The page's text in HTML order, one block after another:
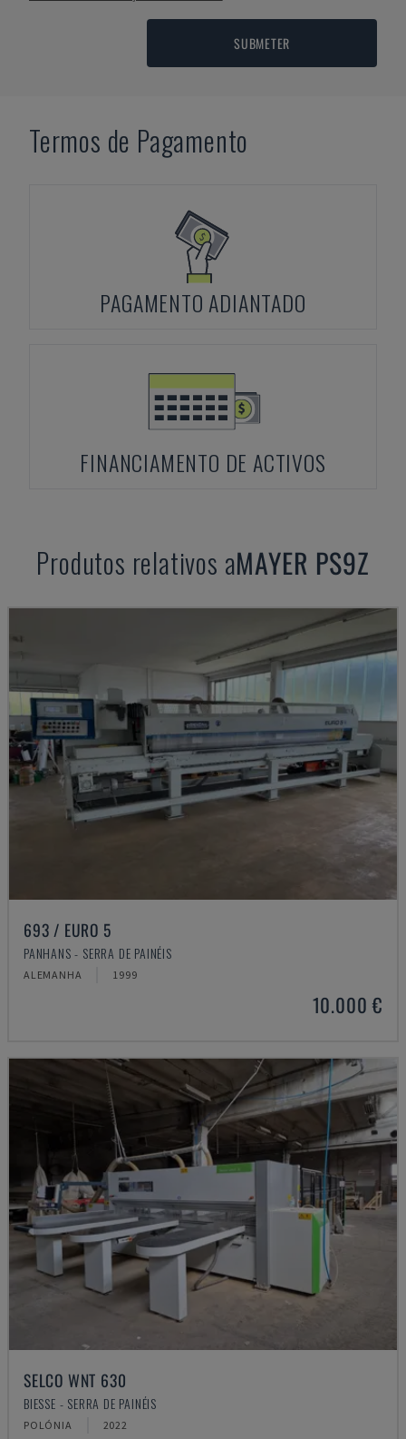
SUBMETER
Termos de Pagamento
PAGAMENTO ADIANTADO
FINANCIAMENTO DE ACTIVOS
Produtos relativos aMAYER PS9Z
693 / EURO 5
PANHANS - SERRA DE PAINÉIS
ALEMANHA 1999
10.000 €
SELCO WNT 630
BIESSE - SERRA DE PAINÉIS
POLÓNIA 2022